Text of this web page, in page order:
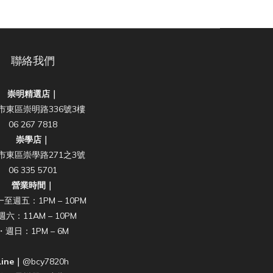
聯絡我們
崇明精選店｜
東區崇明路336號3樓
06 267 7818
崇學店｜
東區崇學路271之3號
06 335 5701
營業時間｜
至週五：1PM – 10PM
六：11AM – 10PM
週日：1PM – 6M
｜ @bcy7820h